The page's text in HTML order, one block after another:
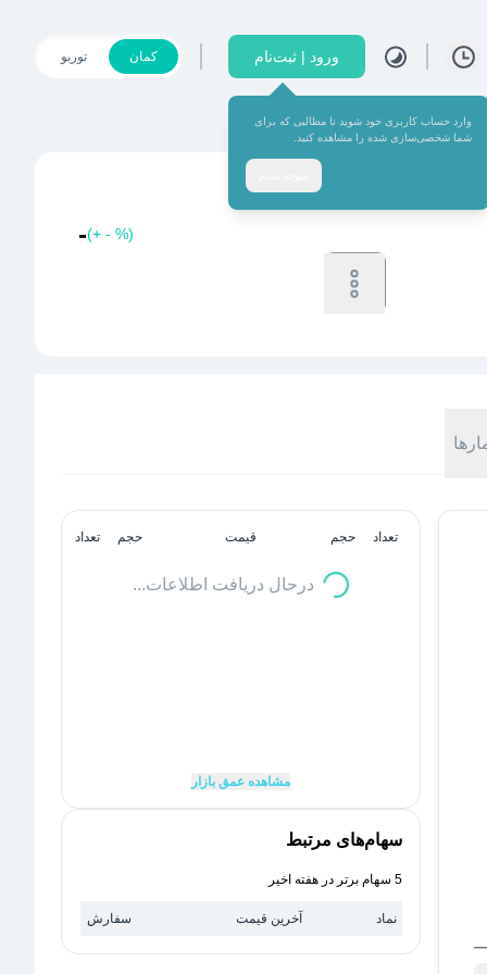
ورود | ثبت‌نام
وارد حساب کاربری خود شوید تا مطالبی که برای
شما شخصی‌سازی شده را مشاهده کنید.
کمان توربو
-(+ - %)
تعداد حجم قیمت حجم تعداد
درحال دریافت اطلاعات...
مشاهده عمق بازار
سهام‌های مرتبط
5 سهام برتر در هفته اخیر
نماد آخرین قیمت سفارش